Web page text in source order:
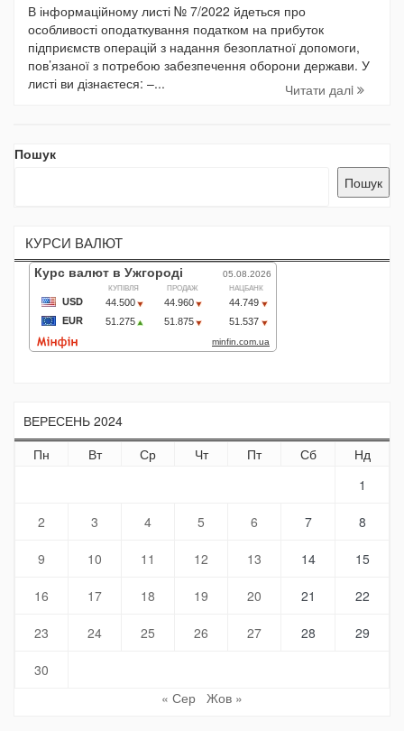
В інформаційному листі № 7/2022 йдеться про
особливості оподаткування податком на прибуток
підприємств операцій з надання безоплатної допомоги,
пов’язаної з потребою забезпечення оборони держави. У
листі ви дізнаєтеся: –...
Читати далi
Пошук
Пошук
КУРСИ ВАЛЮТ
ВЕРЕСЕНЬ 2024
Пн
Вт Ср Чт Пт Сб
Нд
1
2 3 4 5 6 7 8
9 10 11 12 13 14 15
16 17 18 19 20 21 22
23 24 25 26 27 28 29
30
« Сер Жов »